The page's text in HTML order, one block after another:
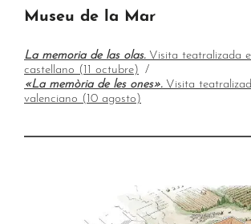
Museu de la Mar
La memoria de las olas.Visita teatralizada
castellano (11 octubre)
«La memòria de les ones».Visita
valenciano (10 agosto)